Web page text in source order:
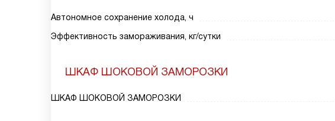
Автономное сохранение холода, ч
Эффективность замораживания, кг/сутки
ШКАФ ШОКОВОЙ ЗАМОРОЗКИ
ШКАФ ШОКОВОЙ ЗАМОРОЗКИ